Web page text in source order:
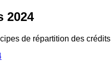
2024
de répartition des crédits